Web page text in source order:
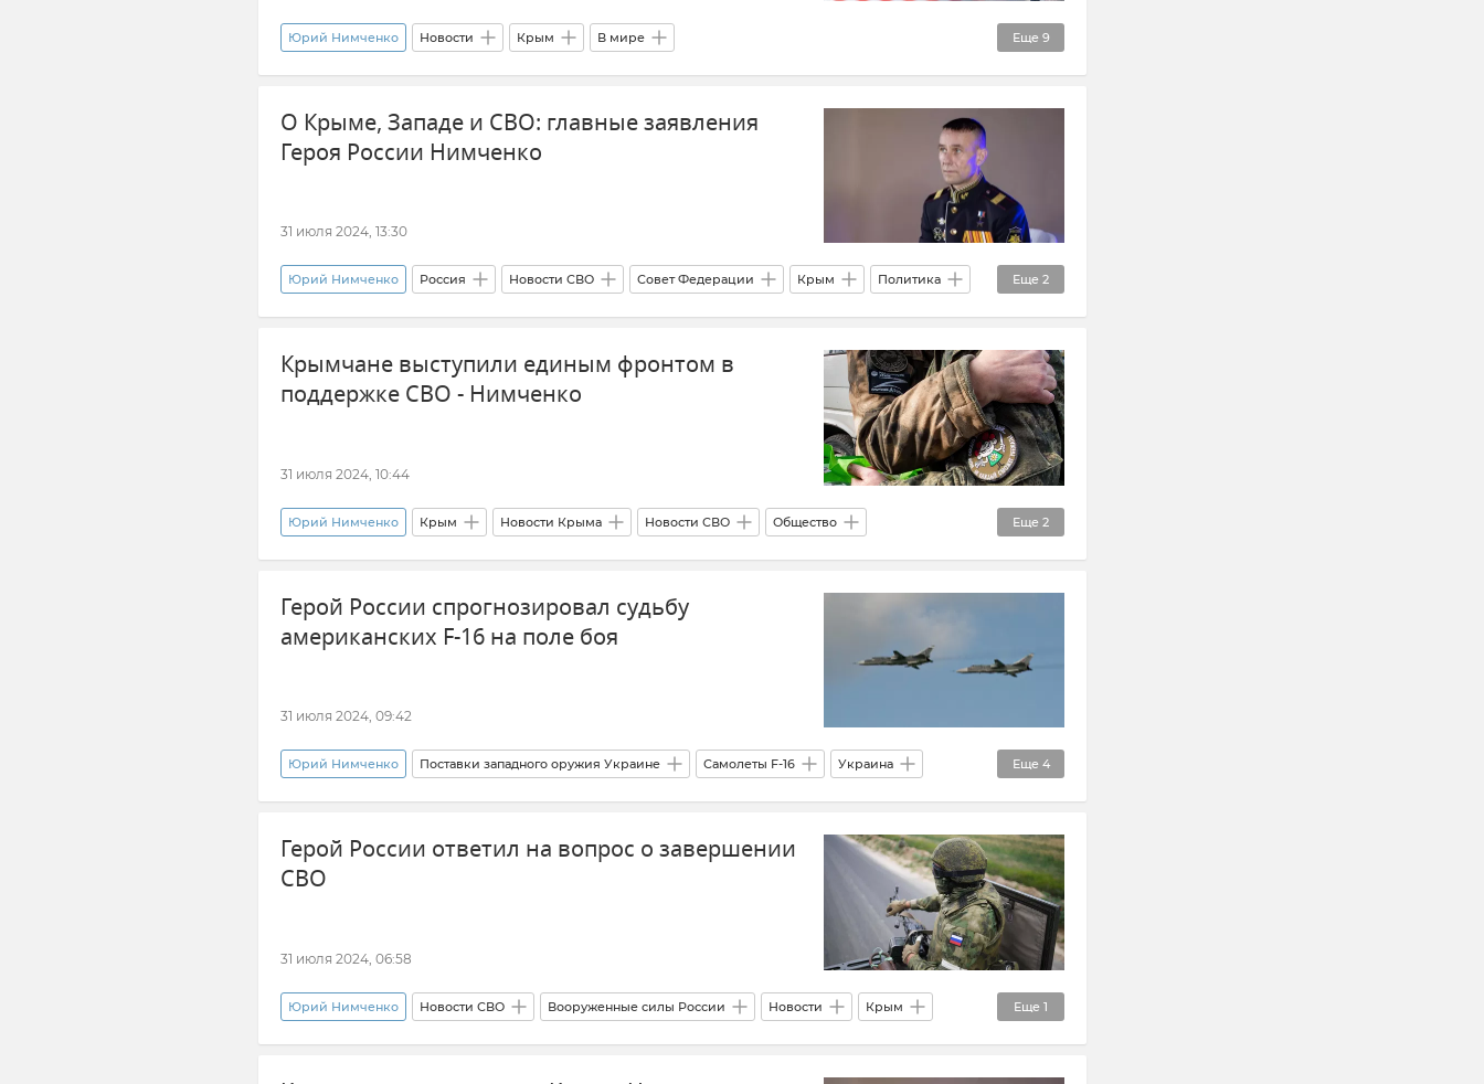
Еще 9
Юрий Нимченко Новости Крым В мире
Крушение пассажирского поезда "Казань-Адлер" в Волгоградской области Украина
Владимир Зеленский Атаки ВСУ на Крым Происшествия
Олимпийские игры-2024 Топ новостей недели
О Крыме, Западе и СВО: главные заявления
Героя России Нимченко
31 июля 2024, 13:30
Еще 2
Юрий Нимченко Россия Новости СВО Совет Федерации Крым Политика
Мнения Интервью
Крымчане выступили единым фронтом в
поддержке СВО - Нимченко
31 июля 2024, 10:44
Еще 2
Юрий Нимченко Крым Новости Крыма Новости СВО Общество
Волонтеры Крыма Совет Федерации
Герой России спрогнозировал судьбу
американских F-16 на поле боя
31 июля 2024, 09:42
Еще 4
Юрий Нимченко Поставки западного оружия Украине Самолеты F-16 Украина
Новости СВО Вооруженные силы России ПВО Крым
Герой России ответил на вопрос о завершении
СВО
31 июля 2024, 06:58
Еще 1
Юрий Нимченко Новости СВО Вооруженные силы России Новости Крым
Совет Федерации